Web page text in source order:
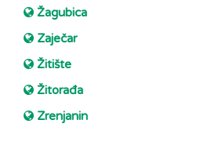
Žagubica
Zaječar
Žitište
Žitorađa
Zrenjanin